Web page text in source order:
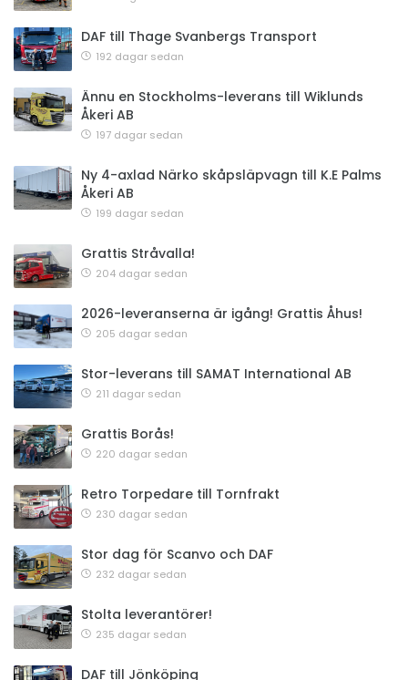
DAF till Thage Svanbergs Transport
192 dagar sedan
Ännu en Stockholms-leverans till Wiklunds
Åkeri AB
197 dagar sedan
Ny 4-axlad Närko skåpsläpvagn till K.E Palms
Åkeri AB
199 dagar sedan
Grattis Stråvalla!
204 dagar sedan
2026-leveranserna är igång! Grattis Åhus!
205 dagar sedan
Stor-leverans till SAMAT International AB
211 dagar sedan
Grattis Borås!
220 dagar sedan
Retro Torpedare till Tornfrakt
230 dagar sedan
Stor dag för Scanvo och DAF
232 dagar sedan
Stolta leverantörer!
235 dagar sedan
DAF till Jönköping